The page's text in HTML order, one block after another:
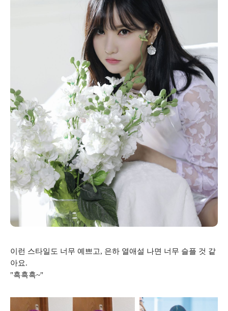
이런 스타일도 너무 예쁘고, 은하 열애설 나면 너무 슬플 것 같
아요.
"흑흑흑~"